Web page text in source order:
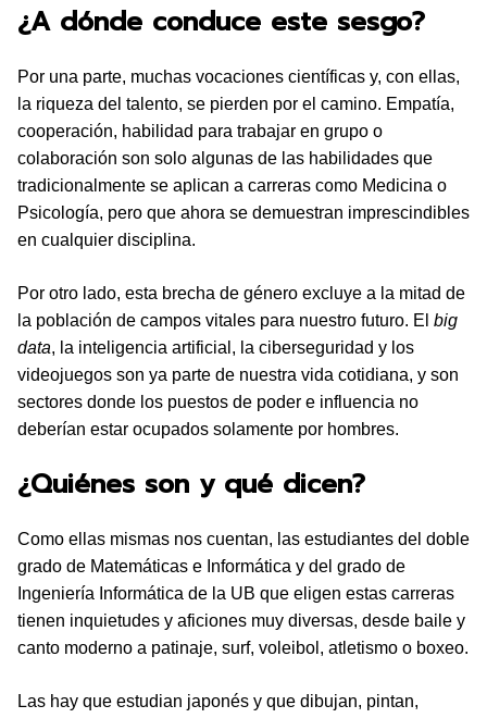
¿A dónde conduce este sesgo?
Por una parte, muchas vocaciones científicas y, con ellas,
la riqueza del talento, se pierden por el camino. Empatía,
cooperación, habilidad para trabajar en grupo o
colaboración son solo algunas de las habilidades que
tradicionalmente se aplican a carreras como Medicina o
Psicología, pero que ahora se demuestran imprescindibles
en cualquier disciplina.
Por otro lado, esta brecha de género excluye a la mitad de
la población de campos vitales para nuestro futuro. El big
data, la inteligencia artificial, la ciberseguridad y los
videojuegos son ya parte de nuestra vida cotidiana, y son
sectores donde los puestos de poder e influencia no
deberían estar ocupados solamente por hombres.
¿Quiénes son y qué dicen?
Como ellas mismas nos cuentan, las estudiantes del doble
grado de Matemáticas e Informática y del grado de
Ingeniería Informática de la UB que eligen estas carreras
tienen inquietudes y aficiones muy diversas, desde baile y
canto moderno a patinaje, surf, voleibol, atletismo o boxeo.
Las hay que estudian japonés y que dibujan, pintan,